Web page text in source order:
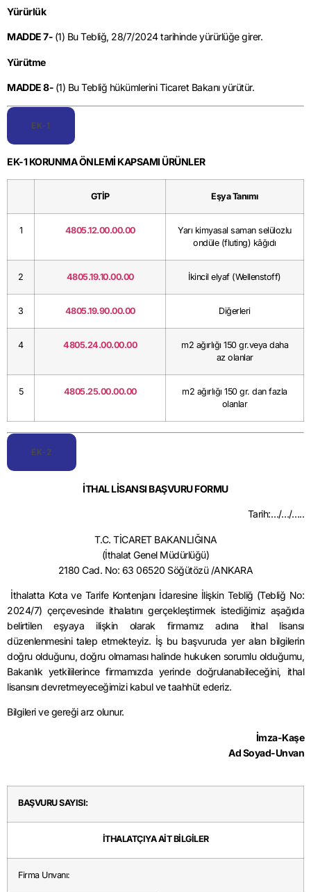
Yürürlük
MADDE 7- (1) Bu Tebliğ, 28/7/2024 tarihinde yürürlüğe girer.
Yürütme
MADDE 8- (1) Bu Tebliğ hükümlerini Ticaret Bakanı yürütür.
EK-1
EK-1 KORUNMA ÖNLEMİ KAPSAMI ÜRÜNLER
GTİP Eşya Tanımı
1 4805.12.00.00.00
Yarı kimyasal saman selülozlu
ondüle (fluting) kâğıdı
2 4805.19.10.00.00 İkincil elyaf (Wellenstoff)
3 4805.19.90.00.00 Diğerleri
4 4805.24.00.00.00
m2 ağırlığı 150 gr.veya daha
az olanlar
5 4805.25.00.00.00
m2 ağırlığı 150 gr. dan fazla
olanlar
EK-2
İTHAL LİSANSI BAŞVURU FORMU
Tarih:…/…/…..
T.C. TİCARET BAKANLIĞINA
(İthalat Genel Müdürlüğü)
2180 Cad. No: 63 06520 Söğütözü /ANKARA
İthalatta Kota ve Tarife Kontenjanı İdaresine İlişkin Tebliğ (Tebliğ No:
2024/7) çerçevesinde ithalatını gerçekleştirmek istediğimiz aşağıda
belirtilen eşyaya ilişkin olarak firmamız adına ithal lisansı
düzenlenmesini talep etmekteyiz. İş bu başvuruda yer alan bilgilerin
doğru olduğunu, doğru olmaması halinde hukuken sorumlu olduğumu,
Bakanlık yetkililerince firmamızda yerinde doğrulanabileceğini, ithal
lisansını devretmeyeceğimizi kabul ve taahhüt ederiz.
Bilgileri ve gereği arz olunur.
İmza-Kaşe
Ad Soyad-Unvan
BAŞVURU SAYISI:
İTHALATÇIYA AİT BİLGİLER
Firma Unvanı: